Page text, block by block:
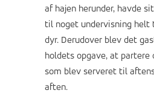
af hajen herunder, havde
til noget undervisning
dyr. Derudover blev det
holdets opgave, at partere
som blev serveret til
aften.